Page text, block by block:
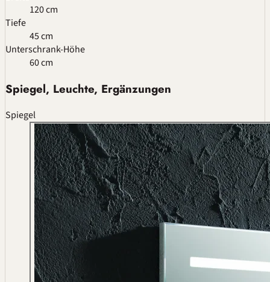
120 cm
Tiefe
45 cm
Unterschrank-Höhe
60 cm
Spiegel, Leuchte, Ergänzungen
Spiegel